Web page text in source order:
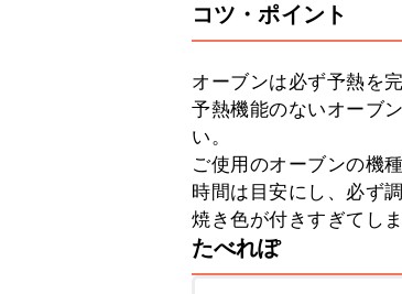
コツ・ポイント
オーブンは必ず予熱を
予熱機能のないオーブ
い。
ご使用のオーブンの機
時間は目安にし、必ず
焼き色が付きすぎてし
たべれぽ